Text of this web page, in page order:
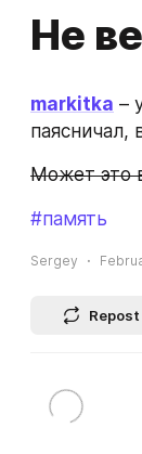
Не
markitka –
паясничал,
Может это
#память
Sergey
Repost